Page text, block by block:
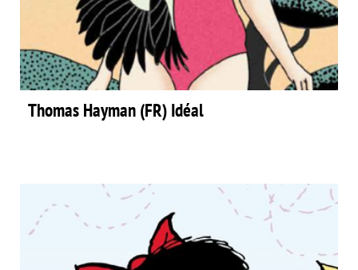
Thomas Hayman (FR) Idéal